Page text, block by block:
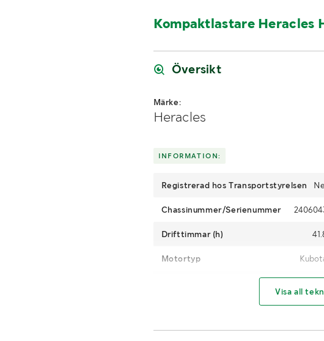
Kompaktlastare Heracles
Översikt
Märke:
Heracles
INFORMATION:
Registrerad hos Transportstyrelsen
Chassinummer/Serienummer
Drifttimmar (h)
Motortyp
10.0/75-
Lyftkapacitet
Visa all